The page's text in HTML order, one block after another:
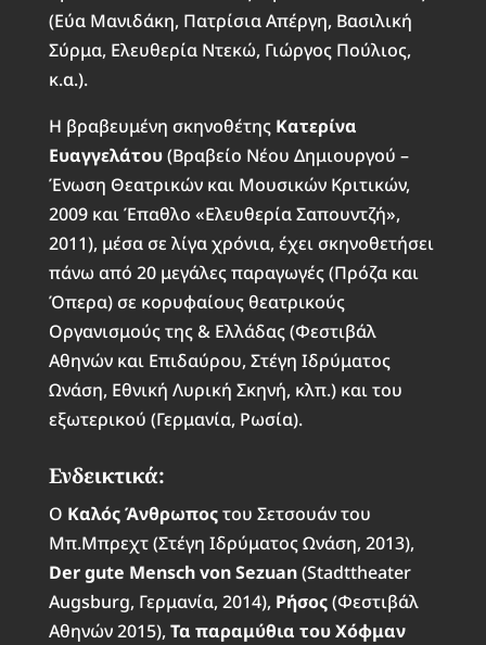
(Εύα Μανιδάκη, Πατρίσια Απέργη, Βασιλική
Σύρμα, Ελευθερία Ντεκώ, Γιώργος Πούλιος,
κ.α.).
Η βραβευμένη σκηνοθέτης Κατερίνα
Ευαγγελάτου(Βραβείο Νέου Δημιουργού –
Ένωση Θεατρικών και Μουσικών Κριτικών,
2009 και Έπαθλο «Ελευθερία Σαπουντζή»,
2011), μέσα σε λίγα χρόνια, έχει σκηνοθετήσει
πάνω από 20 μεγάλες παραγωγές (Πρόζα και
Όπερα) σε κορυφαίους θεατρικούς
Οργανισμούς της & Ελλάδας (Φεστιβάλ
Αθηνών και Επιδαύρου, Στέγη Ιδρύματος
Ωνάση, Εθνική Λυρική Σκηνή, κλπ.) και του
εξωτερικού (Γερμανία, Ρωσία).
Ενδεικτικά:
Ο Καλός Άνθρωποςτου Σετσουάν του
Μπ.Μπρεχτ (Στέγη Ιδρύματος Ωνάση, 2013),
Der gute Mensch von Sezuan(Stadttheater
Augsburg, Γερμανία, 2014), Ρήσος(Φεστιβάλ
Αθηνών 2015), Τα παραμύθια του Χόφμαν